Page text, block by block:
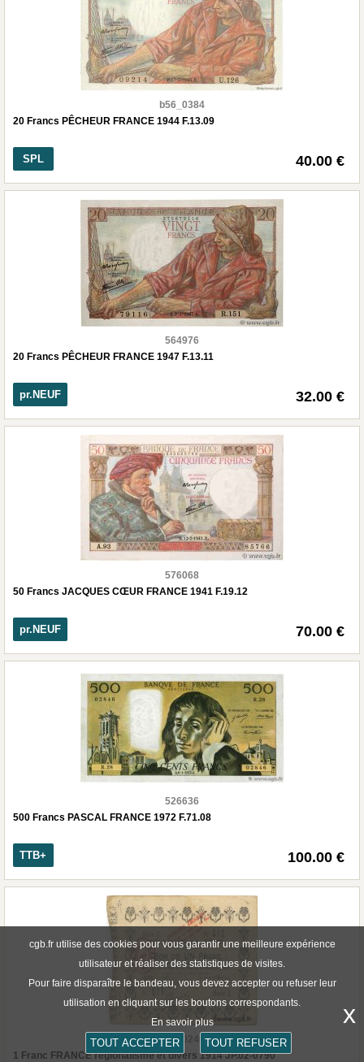
b56_0384
20 Francs PÊCHEUR FRANCE 1944 F.13.09
SPL 40.00 €
564976
20 Francs PÊCHEUR FRANCE 1947 F.13.11
pr.NEUF 32.00 €
576068
50 Francs JACQUES CŒUR FRANCE 1941 F.19.12
pr.NEUF 70.00 €
526636
500 Francs PASCAL FRANCE 1972 F.71.08
TTB+ 100.00 €
b98_0246
1 Franc FRANCE régionalisme et divers 1914 JP.02-0790
cgb.fr utilise des cookies pour vous garantir une meilleure expérience
utilisateur et réaliser des statistiques de visites.
Pour faire disparaître le bandeau, vous devez accepter ou refuser leur
utilisation en cliquant sur les boutons correspondants.
En savoir plus
TOUT ACCEPTER TOUT REFUSER
x